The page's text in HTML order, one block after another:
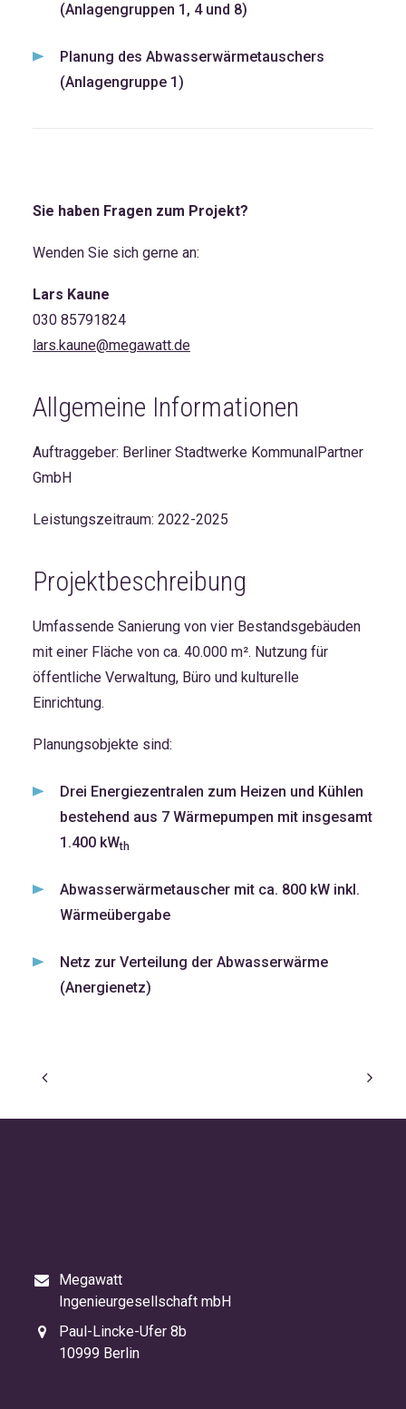
(Anlagengruppen 1, 4 und 8)
Planung des Abwasserwärmetauschers
(Anlagengruppe 1)
Sie haben Fragen zum Projekt?
Wenden Sie sich gerne an:
Lars Kaune
030 85791824
lars.kaune@megawatt.de
Allgemeine Informationen
Auftraggeber: Berliner Stadtwerke KommunalPartner
GmbH
Leistungszeitraum: 2022-2025
Projektbeschreibung
Umfassende Sanierung von vier Bestandsgebäuden
mit einer Fläche von ca. 40.000 m². Nutzung für
öffentliche Verwaltung, Büro und kulturelle
Einrichtung.
Planungsobjekte sind:
Drei Energiezentralen zum Heizen und Kühlen
bestehend aus 7 Wärmepumpen mit insgesamt
1.400 kWth
Abwasserwärmetauscher mit ca. 800 kW inkl.
Wärmeübergabe
Netz zur Verteilung der Abwasserwärme
(Anergienetz)
Megawatt
Ingenieurgesellschaft mbH
Paul-Lincke-Ufer 8b
10999 Berlin